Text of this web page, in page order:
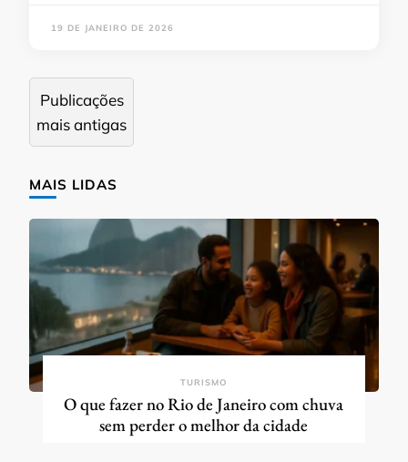
19 DE JANEIRO DE 2026
Navegação
por
posts
Publicações
mais antigas
MAIS LIDAS
TURISMO
O que fazer no Rio de Janeiro com chuva
sem perder o melhor da cidade